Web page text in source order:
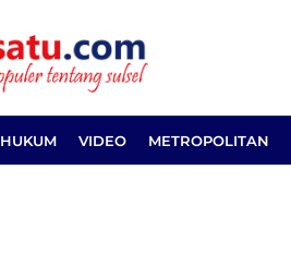
HUKUM VIDEO METROPOLITAN